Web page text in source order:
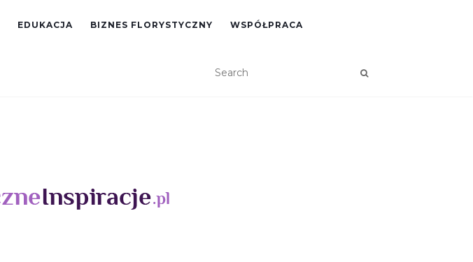
EDUKACJA BIZNES FLORYSTYCZNY WSPÓŁPRACA